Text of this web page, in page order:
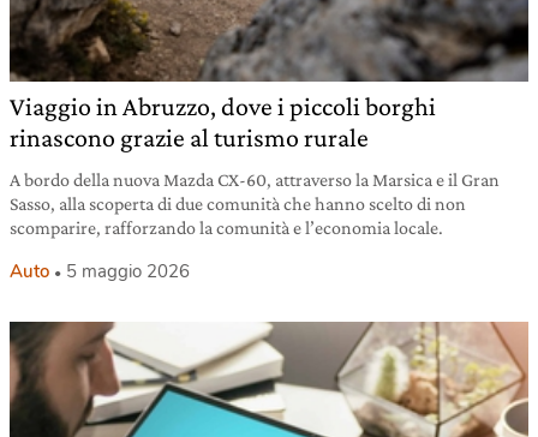
Viaggio in Abruzzo, dove i piccoli borghi
rinascono grazie al turismo rurale
A bordo della nuova Mazda CX-60, attraverso la Marsica e il Gran
Sasso, alla scoperta di due comunità che hanno scelto di non
scomparire, rafforzando la comunità e l’economia locale.
Auto 5 maggio 2026